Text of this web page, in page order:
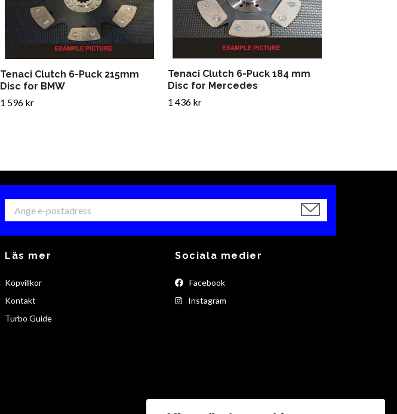
Tenaci Clutch 6-Puck 215mm
Disc for BMW
1 596 kr
Tenaci Clutch 6-Puck 184 mm
Disc for Mercedes
1 436 kr
Läs mer
Köpvillkor
Kontakt
Turbo Guide
Sociala medier
Facebook
Instagram